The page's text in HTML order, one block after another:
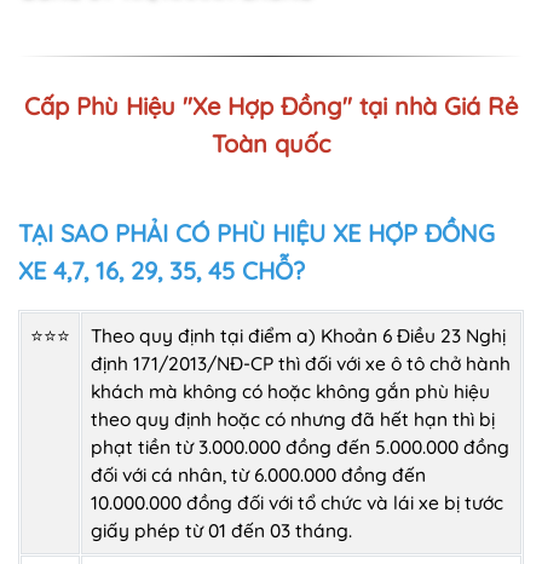
Cấp Phù Hiệu "Xe Hợp Đồng" tại nhà Giá Rẻ
Toàn quốc
TẠI SAO PHẢI CÓ PHÙ HIỆU XE HỢP ĐỒNG
XE 4,7, 16, 29, 35, 45 CHỖ?
⭐⭐⭐
Theo quy định tại điểm a) Khoản 6 Điều 23 Nghị
định 171/2013/NĐ-CP thì đối với xe ô tô chở hành
khách mà không có hoặc không gắn phù hiệu
theo quy định hoặc có nhưng đã hết hạn thì bị
phạt tiền từ 3.000.000 đồng đến 5.000.000 đồng
đối với cá nhân, từ 6.000.000 đồng đến
10.000.000 đồng đối với tổ chức và lái xe bị tước
giấy phép từ 01 đến 03 tháng.